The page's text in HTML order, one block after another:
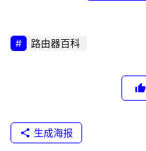
6
8
1
个凸起的小按钮，如下图：
路由器百科
生成海报